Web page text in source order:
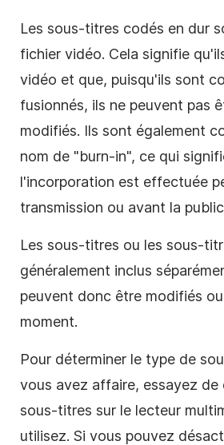
Les sous-titres codés en dur
fichier vidéo. Cela signifie
vidéo et que, puisqu'ils sont
fusionnés, ils ne peuvent pas
modifiés. Ils sont également
nom de "burn-in", ce qui
l'incorporation est effectuée
transmission ou avant la
Les sous-titres ou les sous-
généralement inclus
peuvent donc être modifiés
moment.
Pour déterminer le type de
vous avez affaire, essayez de
sous-titres sur le lecteur
utilisez. Si vous pouvez